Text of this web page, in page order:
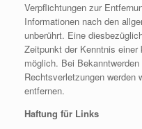
Verpflichtungen zur
Informationen nach den
unberührt. Eine
Zeitpunkt der Kenntnis
möglich. Bei
Rechtsverletzungen werden
entfernen.
Haftung für Links